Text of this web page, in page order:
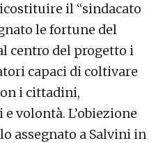
il “sindacato
le fortune del
centro del progetto i
capaci di coltivare
i cittadini,
volontà. L’obiezione
assegnato a Salvini in